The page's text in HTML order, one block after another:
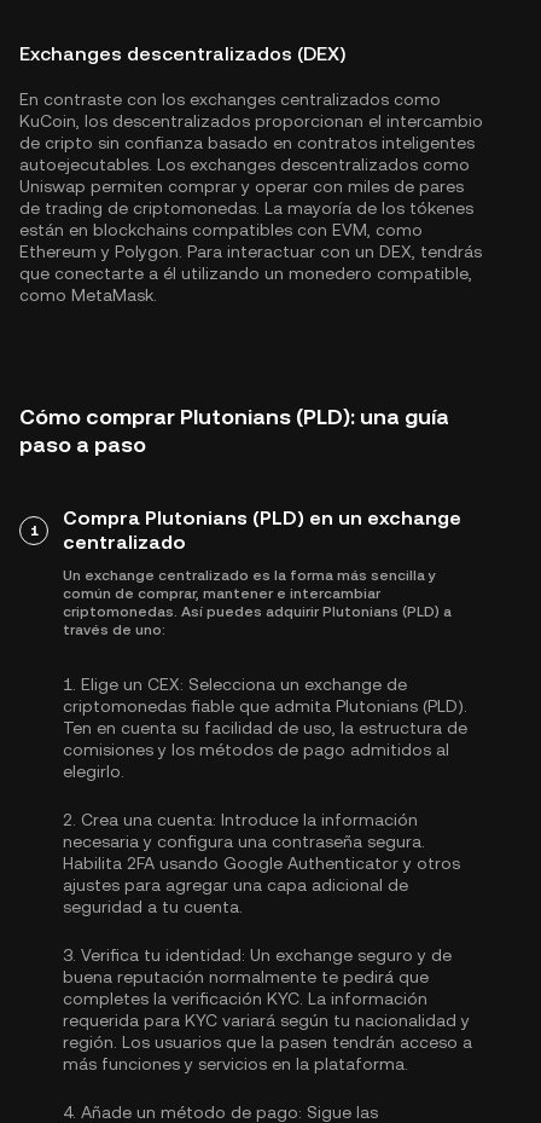
Exchanges descentralizados (DEX)
En contraste con los exchanges centralizados como
KuCoin, los descentralizados proporcionan el intercambio
de cripto sin confianza basado en contratos inteligentes
autoejecutables. Los exchanges descentralizados como
Uniswap permiten comprar y operar con miles de pares
de trading de criptomonedas. La mayoría de los tókenes
están en blockchains compatibles con EVM, como
Ethereum y Polygon . Para interactuar con un DEX, tendrás
que conectarte a él utilizando un monedero compatible,
como MetaMask.
Cómo comprar Plutonians (PLD): una guía
paso a paso
1
Compra Plutonians (PLD) en un exchange
centralizado
Un exchange centralizado es la forma más sencilla y
común de comprar, mantener e intercambiar
criptomonedas. Así puedes adquirir Plutonians (PLD) a
través de uno:
1. Elige un CEX: Selecciona un exchange de
criptomonedas fiable que admita Plutonians (PLD).
Ten en cuenta su facilidad de uso, la estructura de
comisiones y los métodos de pago admitidos al
elegirlo.
2. Crea una cuenta: Introduce la información
necesaria y configura una contraseña segura.
Habilita 2FA usando Google Authenticatory otros
ajustes para agregar una capa adicional de
seguridad a tu cuenta.
3. Verifica tu identidad: Un exchange seguro y de
buena reputación normalmente te pedirá que
completes la verificación KYC. La información
requerida para KYC variará según tu nacionalidad y
región. Los usuarios que la pasen tendrán acceso a
más funciones y servicios en la plataforma.
4. Añade un método de pago: Sigue las